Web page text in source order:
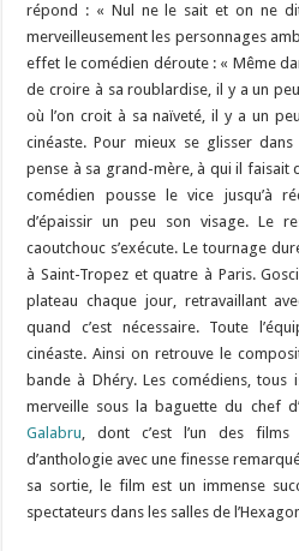
répond : « Nul ne le sait et on ne
merveilleusement les personnages
effet le comédien déroute : « Même
de croire à sa roublardise, il y a un
où l’on croit à sa naïveté, il y a un
cinéaste. Pour mieux se glisser
pense à sa grand-mère, à qui il faisait
comédien pousse le vice jusqu’à
d’épaissir un peu son visage. Le
caoutchouc s’exécute. Le tournage
à Saint-Tropez et quatre à Paris.
plateau chaque jour, retravaillant
quand c’est nécessaire. Toute
cinéaste. Ainsi on retrouve le
bande à Dhéry. Les comédiens, tous
merveille sous la baguette du chef
Galabru, dont c’est l’un des
d’anthologie avec une finesse
sa sortie, le film est un immense
spectateurs dans les salles de